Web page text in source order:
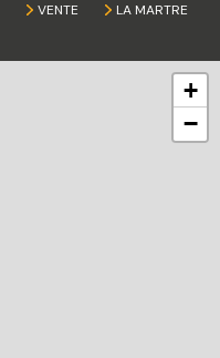
VENTE LA MARTRE
+
−